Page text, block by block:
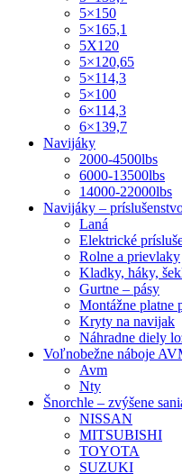
5×150
5×165,1
5X120
5×120,65
5×114,3
5×100
6×114,3
6×139,7
Navijáky
2000-4500lbs
6000-13500lbs
14000-22000lbs
Navijáky –
Laná
Elektrické
Rolne a prievlaky
Kladky, háky,
Gurtne – pásy
Montážne platne
Kryty na navijak
Náhradne diely
Voľnobežne náboje
Avm
Nty
Šnorchle – zvýšene
NISSAN
MITSUBISHI
TOYOTA
SUZUKI